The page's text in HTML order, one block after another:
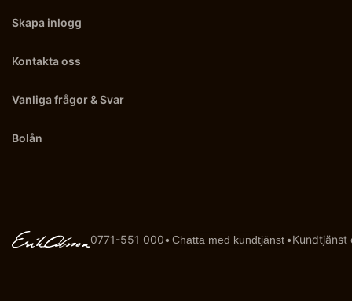
Skapa inlogg
Kontakta oss
Vanliga frågor & Svar
Bolån
0771-551 000• Chatta med kundtjänst•Kundtjänst